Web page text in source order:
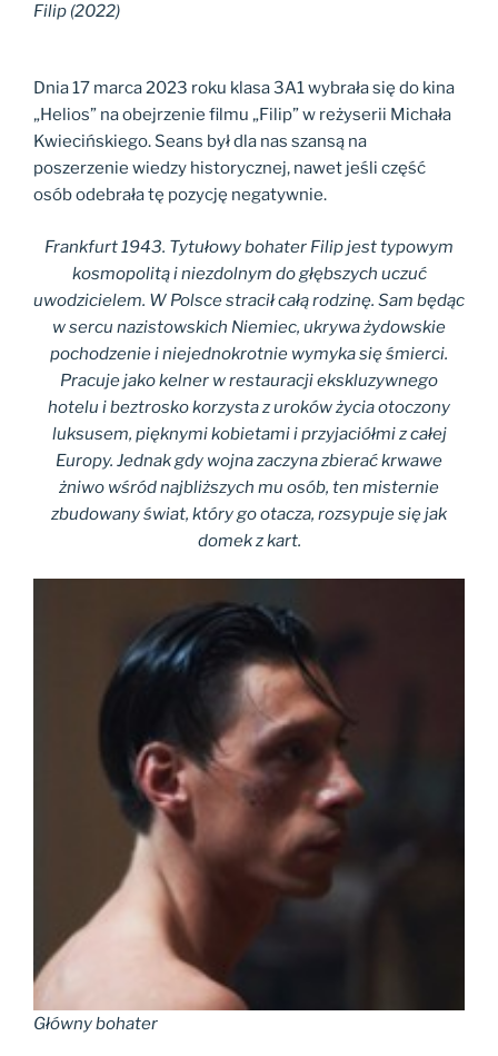
Filip (2022)
Dnia 17 marca 2023 roku klasa 3A1 wybrała się do kina
„Helios” na obejrzenie filmu „Filip” w reżyserii Michała
Kwiecińskiego. Seans był dla nas szansą na
poszerzenie wiedzy historycznej, nawet jeśli część
osób odebrała tę pozycję negatywnie.
Frankfurt 1943. Tytułowy bohater Filip jest typowym
kosmopolitą i niezdolnym do głębszych uczuć
uwodzicielem. W Polsce stracił całą rodzinę. Sam będąc
w sercu nazistowskich Niemiec, ukrywa żydowskie
pochodzenie i niejednokrotnie wymyka się śmierci.
Pracuje jako kelner w restauracji ekskluzywnego
hotelu i beztrosko korzysta z uroków życia otoczony
luksusem, pięknymi kobietami i przyjaciółmi z całej
Europy. Jednak gdy wojna zaczyna zbierać krwawe
żniwo wśród najbliższych mu osób, ten misternie
zbudowany świat, który go otacza, rozsypuje się jak
domek z kart.
Główny bohater